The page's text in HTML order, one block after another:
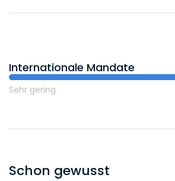
Internationale Mandate
Sehr gering
Schon gewusst